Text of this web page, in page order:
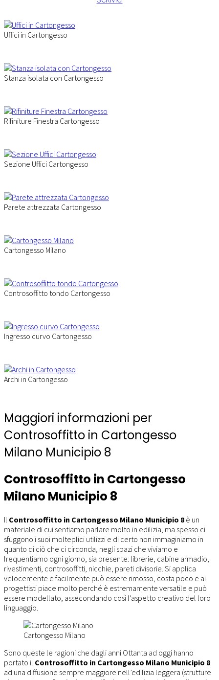
Uffici in Cartongesso
Stanza isolata con Cartongesso
Rifiniture Finestra Cartongesso
Sezione Uffici Cartongesso
Parete attrezzata Cartongesso
Cartongesso Milano
Controsoffitto tondo Cartongesso
Ingresso curvo Cartongesso
Archi in Cartongesso
Maggiori informazioni per
Controsoffitto in Cartongesso
Milano Municipio 8
Controsoffitto in Cartongesso
Milano Municipio 8
Il Controsoffitto in Cartongesso Milano Municipio 8 è un
materiale di cui sentiamo parlare molto in edilizia, ma spesso ci
sfuggono i suoi molteplici utilizzi e di certo non immaginiamo in
quanto di ciò che ci circonda, negli spazi che viviamo e
frequentiamo ogni giorno, sia presente: librerie, cabine armadio,
rivestimenti, controsoffitti, nicchie, pareti divisorie. Si applica
velocemente e facilmente può essere rimosso, costa poco e ai
progettisti piace molto perché è estremamente versatile e può
essere modellato, assecondando così l’aspetto creativo del loro
linguaggio.
Cartongesso Milano
Sono queste le ragioni che dagli anni Ottanta ad oggi hanno
portato il Controsoffitto in Cartongesso Milano Municipio 8
ad una diffusione sempre maggiore nell’edilizia leggera (strutture